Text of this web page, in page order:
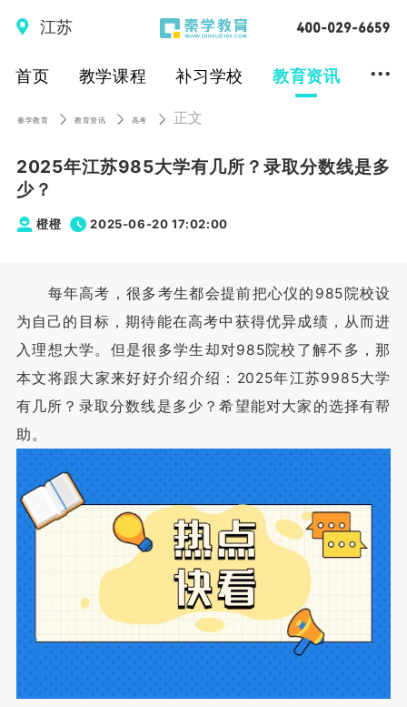
江苏
首页 教学课程 补习学校 教育资讯 ...
秦学教育 教育资讯 高考 正文
2025年江苏985大学有几所？录取分数线是多
少？
橙橙 2025-06-20 17:02:00
每年高考，很多考生都会提前把心仪的985院校设
为自己的目标，期待能在高考中获得优异成绩，从而进
入理想大学。但是很多学生却对985院校了解不多，那
本文将跟大家来好好介绍介绍：2025年江苏9985大学
有几所？录取分数线是多少？希望能对大家的选择有帮
助。